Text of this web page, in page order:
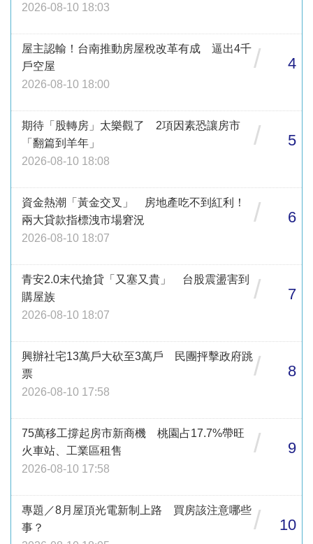
2026-08-10 18:03
屋主認輸！台南推動房屋稅改革有成 逼出4千
戶空屋
2026-08-10 18:00
/ 4
期待「股轉房」太樂觀了 2項因素恐讓房市
「翻篇到羊年」
2026-08-10 18:08
/ 5
資金熱潮「黃金交叉」 房地產吃不到紅利！
兩大貸款指標洩市場窘況
2026-08-10 18:07
/ 6
青安2.0末代搶貸「又塞又貴」 台股震盪害到
購屋族
2026-08-10 18:07
/ 7
興辦社宅13萬戶大砍至3萬戶 民團抨擊政府跳
票
2026-08-10 17:58
/ 8
75萬移工撐起房市新商機 桃園占17.7%帶旺
火車站、工業區租售
2026-08-10 17:58
/ 9
專題／8月屋頂光電新制上路 買房該注意哪些
事？
/ 10